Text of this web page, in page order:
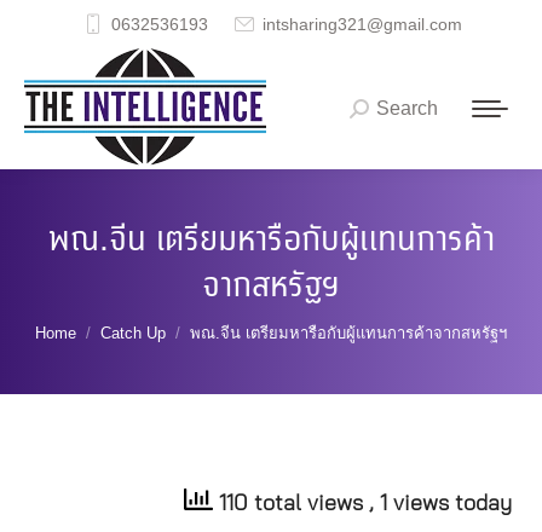
0632536193 intsharing321@gmail.com
Search:
Search
พณ.จีน เตรียมหารือกับผู้แทนการค้า
จากสหรัฐฯ
You are here:
Home Catch Up พณ.จีน เตรียมหารือกับผู้แทนการค้าจากสหรัฐฯ
110 total views , 1 views today